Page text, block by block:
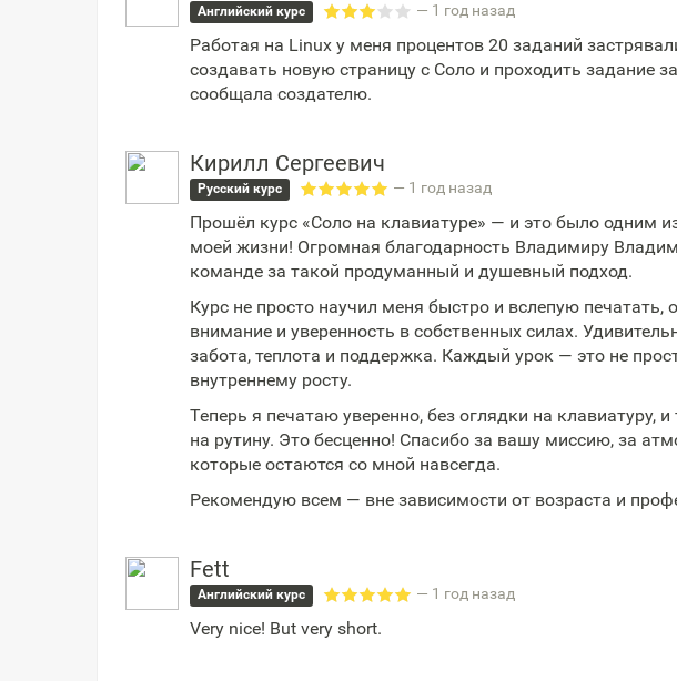
Английский курс — 1 год назад
Работая на Linux у меня процентов 20 заданий
создавать новую страницу с Соло и проходить задание
сообщала создателю.
Кирилл Сергеевич
Русский курс — 1 год назад
Прошёл курс «Соло на клавиатуре» — и это было одним
моей жизни! Огромная благодарность Владимиру
команде за такой продуманный и душевный подход.
Курс не просто научил меня быстро и вслепую печатать,
внимание и уверенность в собственных силах.
забота, теплота и поддержка. Каждый урок — это не
внутреннему росту.
Теперь я печатаю уверенно, без оглядки на клавиатуру,
на рутину. Это бесценно! Спасибо за вашу миссию, за
которые остаются со мной навсегда.
Рекомендую всем — вне зависимости от возраста и
Fett
Английский курс — 1 год назад
Very nice! But very short.